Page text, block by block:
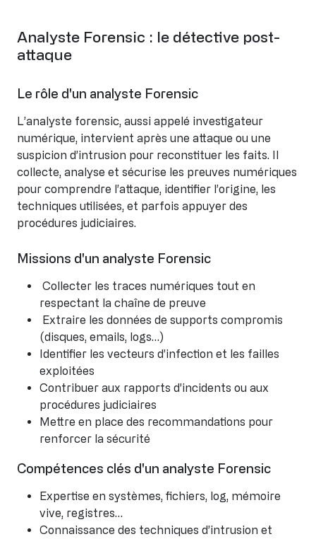
Analyste Forensic : le détective post-
attaque
Le rôle d'un analyste Forensic
L’analyste forensic, aussi appelé investigateur
numérique, intervient après une attaque ou une
suspicion d’intrusion pour reconstituer les faits. Il
collecte, analyse et sécurise les preuves numériques
pour comprendre l’attaque, identifier l’origine, les
techniques utilisées, et parfois appuyer des
procédures judiciaires.
Missions d'un analyste Forensic
Collecter les traces numériques tout en
respectant la chaîne de preuve
Extraire les données de supports compromis
(disques, emails, logs…)
Identifier les vecteurs d’infection et les failles
exploitées
Contribuer aux rapports d’incidents ou aux
procédures judiciaires
Mettre en place des recommandations pour
renforcer la sécurité
Compétences clés d'un analyste Forensic
Expertise en systèmes, fichiers, log, mémoire
vive, registres…
Connaissance des techniques d’intrusion et